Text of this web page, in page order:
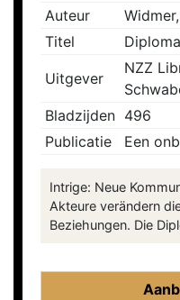
Auteur
Titel
Uitgever
NZZ
Bladzijden 496
Publicatie
Een
Intrige: Neue
Akteure verändern
Beziehungen. Die